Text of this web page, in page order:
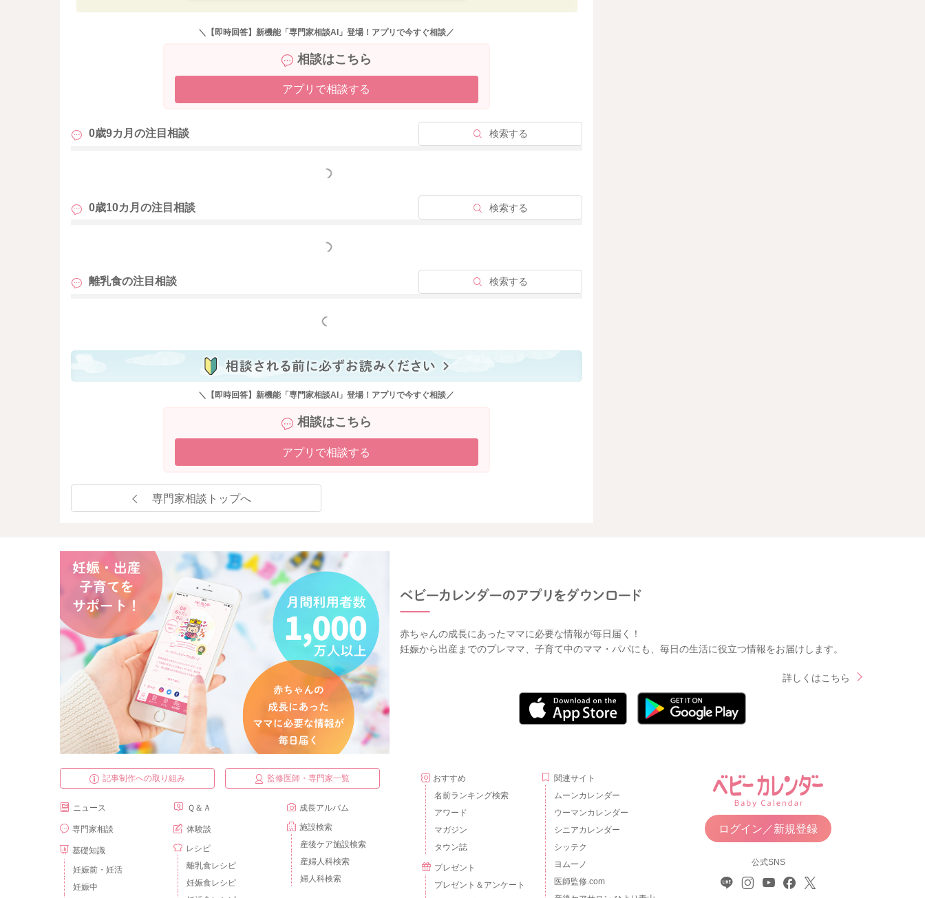
水っぽいお粥なら飲み込めるけれど、少しでも形があるとむせてしまうのであれば、嚥下に大きな問題が
あるというより、「舌や歯茎で潰す・まとめる」といった口の中での処理が未熟という可能性が高いよう
これは「少し頑張れば食べられる食形態」で繰り返し練習していくことで獲得していく機能になります。
ただし、水分でもよくむせる、咳き込みが続く、体重が増えていないなどがあれば、一度小児科で相談す
9〜10ヶ月頃は、自我が出てきたり、好き嫌いがはっきりしてきたりして、離乳食拒否が強くなるお子さん
ただ、1回食のままというのはペースとしてゆっくりめではあるので、安心のためにも、一度かかりつけの
9か月以降は徐々に栄養摂取が乳汁栄養から離乳食に切り替わっていく時期なので、2回食3回食と増やして
「食べさせる」より「慣れる」「楽しい時間にする」ことを優先してあげてくださいね。
食べないお子さんへの対応のヒントになるかと思います。
★神奈川県小児保険協会 偏食外来パンフレット
https://kanagawa-syounihokenkyoukai.jp/pamphlet/
またお困りの際にはご相談ください。
＼【即時回答】新機能「専門家相談AI」登場！アプリで今すぐ相談／
相談はこちら
アプリで相談する
0歳9カ月の注目相談 検索する
もっと見る
0歳10カ月の注目相談 検索する
もっと見る
離乳食の注目相談 検索する
もっと見る
＼【即時回答】新機能「専門家相談AI」登場！アプリで今すぐ相談／
相談はこちら
アプリで相談する
専門家相談トップへ
赤ちゃんの成長にあったママに必要な情報が毎日届く！
妊娠から出産までのプレママ、子育て中のママ・パパにも、毎日の生活に役立つ情報をお届けします。
詳しくはこちら
記事制作への取り組み 監修医師・専門家一覧
ニュース
専門家相談
基礎知識
妊娠前・妊活
妊娠中
Ｑ＆Ａ
体験談
レシピ
離乳食レシピ
妊娠食レシピ
成長アルバム
施設検索
産後ケア施設検索
産婦人科検索
婦人科検索
おすすめ
名前ランキング検索
アワード
マガジン
タウン誌
プレゼント
プレゼント＆アンケート
関連サイト
ムーンカレンダー
ウーマンカレンダー
シニアカレンダー
シッテク
ヨムーノ
医師監修.com
ログイン／新規登録
公式SNS